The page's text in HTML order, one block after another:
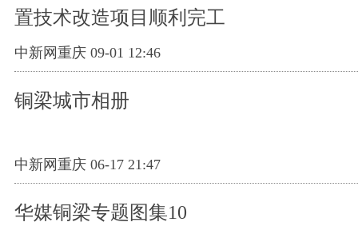
置技术改造项目顺利完工
中新网重庆 09-01 12:46
铜梁城市相册
中新网重庆 06-17 21:47
华媒铜梁专题图集10